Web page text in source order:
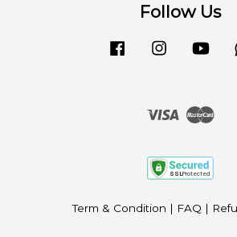
Follow Us
FacebookInstagram
Visa
Term & Condition | FAQ |